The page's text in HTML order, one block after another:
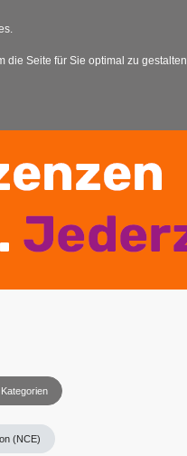
Kategorien
(NCE)
die Seite für Sie optimal zu